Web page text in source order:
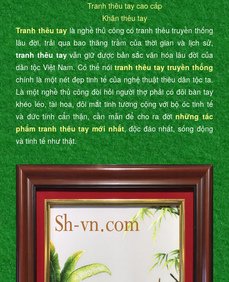
Tranh thêu tay cao cấp
Khăn thêu tay
Tranh thêu tay là nghề thủ công có tranh thêu truyền thống
lâu đời, trải qua bao thăng trầm của thời gian và lịch sử,
tranh thêu tayvẫn giữ được bản sắc văn hóa lâu đời của
dân tộc Việt Nam. Có thể nóitranh thêu tay truyền thống
chính là một nét đẹp tinh tế của nghệ thuật thêu dân tộc ta.
Là một nghề thủ công đòi hỏi người thợ phải có đôi bàn tay
khéo léo, tài hoa, đôi mắt tinh tường cộng với bộ óc tinh tế
và đức tính cẩn thận, cần mẫn để cho ra đờinhững tác
phẩm tranh thêu tay mới nhất, độc đáo nhất, sống động
và tinh tế như thật.